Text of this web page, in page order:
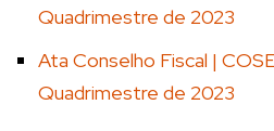
Quadrimestre de 2023
Ata Conselho Fiscal |
Quadrimestre de 2023